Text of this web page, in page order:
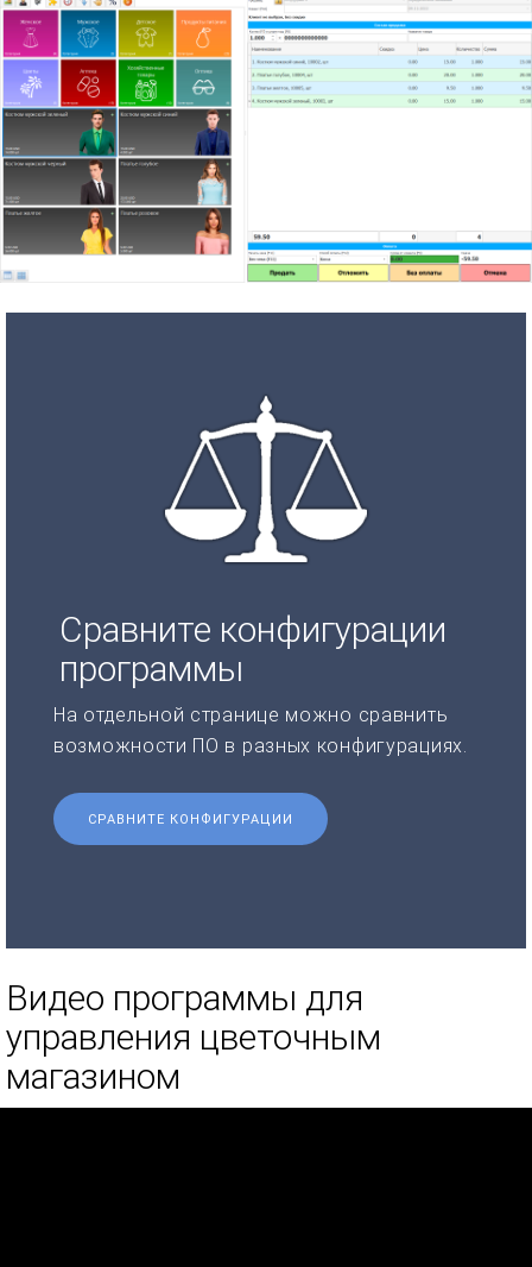
Сравните конфигурации
программы
На отдельной странице можно сравнить
возможности ПО в разных конфигурациях.
СРАВНИТЕ КОНФИГУРАЦИИ
Видео программы для
управления цветочным
магазином